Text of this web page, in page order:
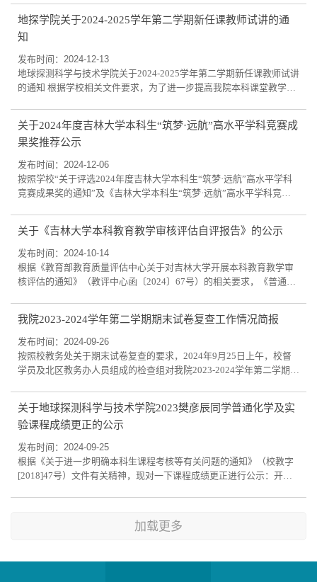
自愿、双向选择、择优录取、公平公正公开”的原则，遵从学校《管理
办法》总体工作要求，采用“面试考核+学生志愿顺序”方式，选拔一批
热爱理工类专业、热爱地学的有志...
地探学院关于2024-2025学年第二学期新任课教师试讲的通
知
发布时间：2024-12-13
地球探测科学与技术学院关于2024-2025学年第二学期新任课教师试讲
的通知 根据学校相关文件要求，为了进一步提高我院本科课堂教学质
（周三），上午8：30开始，地质宫529教室。二、试讲教师名单及试
讲课程参加本次试讲的教师及其承担课程具体见下表：教师姓名首次
授课或首次承担课程李世文《电法勘探...
关于2024年度吉林大学本科生“筑梦·远航”高水平学科竞赛成
果奖推荐公示
发布时间：2024-12-06
按照学校“关于评选2024年度吉林大学本科生“筑梦·远航”高水平学科
竞赛成果奖的通知”及《吉林大学本科生“筑梦·远航”高水平学科竞赛
名称体系内评定等级竞赛项目名称获奖级别获奖等级学生（团队）成
员姓名及学号指导教师1地球探测科学与技术学院C第八届全国大学生
“创新杯”地球物理知识竞赛国家级...
关于《吉林大学本科教育教学审核评估自评报告》的公示
发布时间：2024-10-14
根据《教育部教育质量评估中心关于对吉林大学开展本科教育教学审
核评估的通知》（教评中心函〔2024〕67号）的相关要求，《普通高
学校本科教育教学审核评估自评报告》撰写，现予以公示。公示时
间：即日起至评估结论下达为止联系部门：教务处联系电话：
85153819；联系邮箱：zlpgk@jlu.edu.cn。若有异...
我院2023-2024学年第二学期期末试卷复查工作情况简报
发布时间：2024-09-26
按照校教务处关于期末试卷复查的要求，2024年9月25日上午，校督
学员及北区教务办人员组成的检查组对我院2023-2024学年第二学期期
好。但在复查中发现仍存在以下几个方面的问题，需要今后采取针对
性的措施：1. 个别试卷答案小题没有标注采分点，答案没有带完整的
题目；措施：今后出题时加强教研室审核环...
关于地球探测科学与技术学院2023樊彦辰同学普通化学及实
验课程成绩更正的公示
发布时间：2024-09-25
根据《关于进一步明确本科生课程考核等有关问题的通知》（校教字
[2018]47号）文件有关精神，现对一下课程成绩更正进行公示：开课
丽,刘晓丽联系电话13504326967变更理由及学生基本信息变更理由：
卷面分数低地球探测科学与技术学院地理信息科学2023级樊彦辰
加载更多